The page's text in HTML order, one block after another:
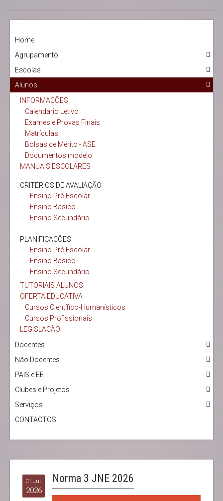
Home
Agrupamento
Escolas
Alunos
INFORMAÇÕES
Calendário Letivo
Exames e Provas Finais
Matrículas
Bolsas de Mérito - ASE
Documentos modelo
MANUAIS ESCOLARES
CRITÉRIOS DE AVALIAÇÃO
Ensino Pré-Escolar
Ensino Básico
Ensino Secundário
PLANIFICAÇÕES
Ensino Pré-Escolar
Ensino Básico
Ensino Secundário
TUTORIAIS ALUNOS
OFERTA EDUCATIVA
Cursos Científico-Humanísticos
Cursos Profissionais
LEGISLAÇÃO
Docentes
Não Docentes
PAIS e EE
Clubes e Projetos
Serviços
CONTACTOS
01 Jul.
2026
Norma 3 JNE 2026